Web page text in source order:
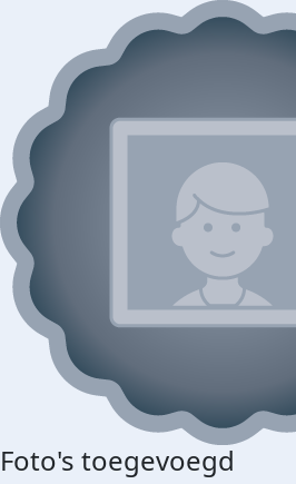
Foto's toegevoegd